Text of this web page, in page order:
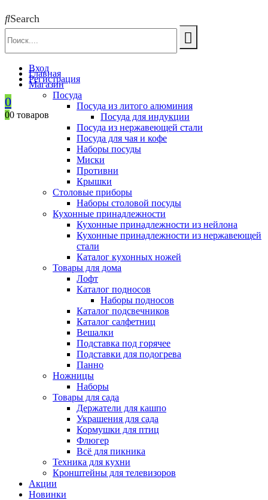
Search
Вход
Регистрация
0
00 товаров
Главная
Магазин
Посуда
Посуда из литого алюминия
Посуда для индукции
Посуда из нержавеющей стали
Посуда для чая и кофе
Наборы посуды
Миски
Противни
Крышки
Столовые приборы
Наборы столовой посуды
Кухонные принадлежности
Кухонные принадлежности из нейлона
Кухонные принадлежности из нержавеющей
стали
Каталог кухонных ножей
Товары для дома
Лофт
Каталог подносов
Наборы подносов
Каталог подсвечников
Каталог салфетниц
Вешалки
Подставка под горячее
Подставки для подогрева
Панно
Ножницы
Наборы
Товары для сада
Держатели для кашпо
Украшения для сада
Кормушки для птиц
Флюгер
Всё для пикника
Техника для кухни
Кронштейны для телевизоров
Акции
Новинки